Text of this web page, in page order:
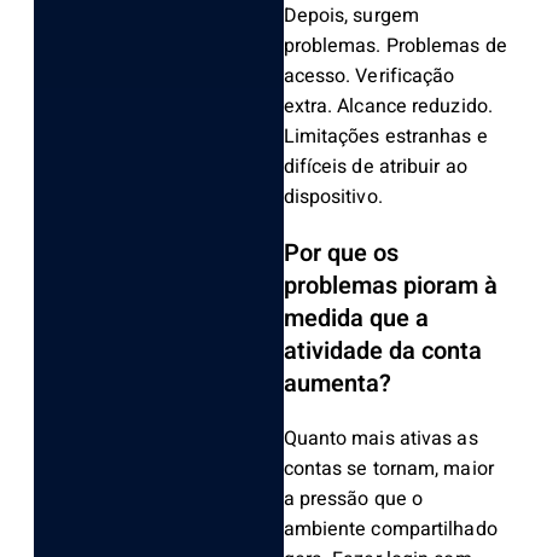
Depois, surgem
problemas. Problemas de
acesso. Verificação
extra. Alcance reduzido.
Limitações estranhas e
difíceis de atribuir ao
dispositivo.
Por que os
problemas pioram à
medida que a
atividade da conta
aumenta?
Quanto mais ativas as
contas se tornam, maior
a pressão que o
ambiente compartilhado